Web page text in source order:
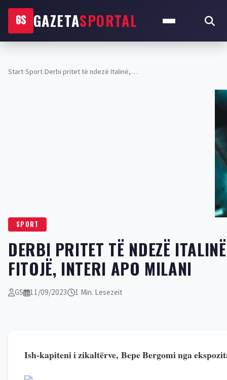
GS GAZETASPORTAL
Start›Sport›Derbi pritet të ndezë Italinë,…
SPORT
DERBI PRITET TË NDEZË
FITOJË, INTERI APO MILANI
GS 11/09/2023 1 Min. Lesezeit
Ish-kapiteni i zikaltërve, Bepe Bergomi nga